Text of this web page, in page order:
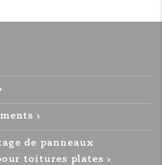
de panneaux
toitures plates